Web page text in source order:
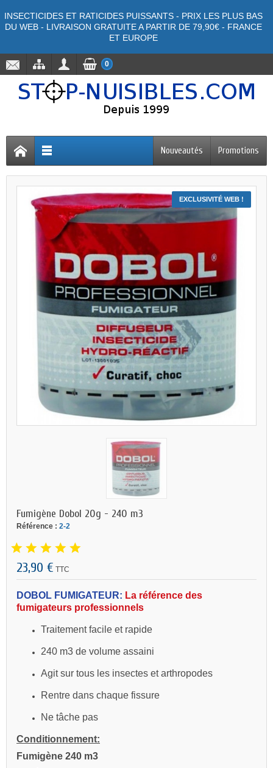
INSECTICIDES ET RATICIDES PUISSANTS - PRIX LES PLUS BAS
DU WEB - LIVRAISON GRATUITE A PARTIR DE 79,90€ - FRANCE
ET EUROPE
0
Promotions
Nouveautés
EXCLUSIVITÉ WEB !
Fumigène Dobol 20g - 240 m3
Référence : 2-2
23,90 € TTC
DOBOL FUMIGATEUR: La référence des
fumigateurs professionnels
Traitement facile et rapide
240 m3 de volume assaini
Agit sur tous les insectes et arthropodes
Rentre dans chaque fissure
Ne tâche pas
Conditionnement:
Fumigène 240 m3